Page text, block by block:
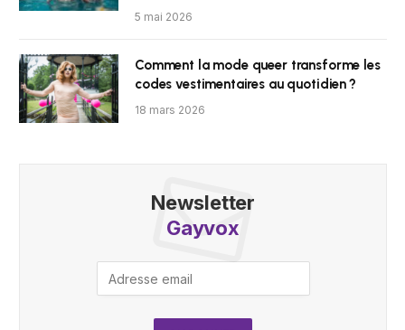
5 mai 2026
Comment la mode queer transforme les
codes vestimentaires au quotidien ?
18 mars 2026
Newsletter
Gayvox